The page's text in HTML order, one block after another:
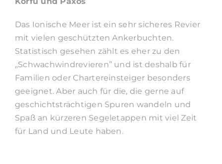
Das Ionische Meer ist ein sehr sicheres Revier
mit vielen geschützten Ankerbuchten.
Statistisch gesehen zählt es eher zu den
„Schwachwindrevieren” und ist deshalb für
Familien oder Chartereinsteiger besonders
geeignet. Aber auch für die, die gerne auf
geschichtsträchtigen Spuren wandeln und
Spaß an kürzeren Segeletappen mit viel Zeit
für Land und Leute haben.